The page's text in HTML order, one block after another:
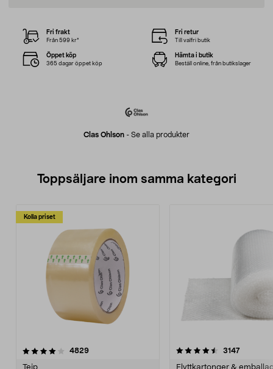
Clas Ohlson - Se alla produkter
Fri frakt
Från 599 kr*
Fri retur
Till valfri butik
Öppet köp
365 dagar öppet köp
Hämta i butik
Beställ online, från butikslager
Toppsäljare inom samma kategori
Kolla priset
4829recensioner
4.5 av 5 stjärnor 3147
4.5 av 5 stjärnor